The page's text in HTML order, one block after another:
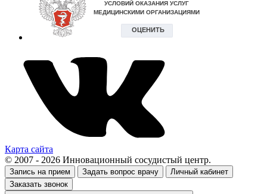
Карта сайта
© 2007 - 2026 Инновационный сосудистый центр.
Запись на прием Задать вопрос врачу
Личный кабинет
Заказать звонок